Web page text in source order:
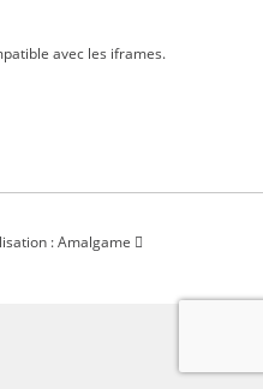
avec les iframes.
: Amalgame